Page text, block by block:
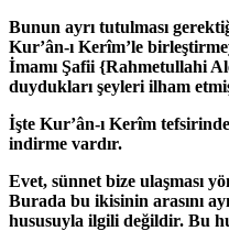
Bunun ayrı tutulması
Kur’ân-ı Kerîm’le
İmamı Şafii {Rahmetullahi
duydukları şeyleri ilham
İşte Kur’ân-ı Kerîm
indirme vardır.
Evet, sünnet bize ulaşması
Burada bu ikisinin arasını
hususuyla ilgili değildir. Bu